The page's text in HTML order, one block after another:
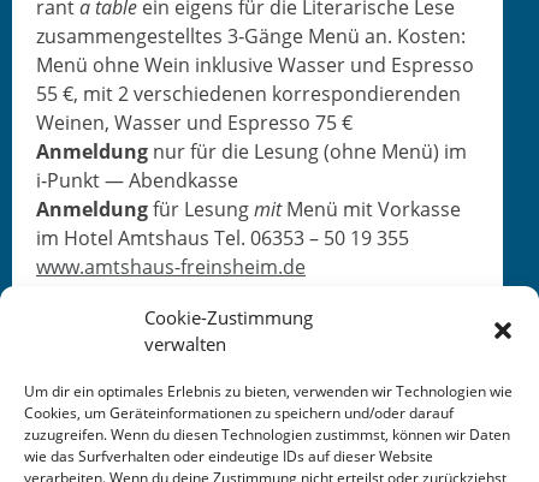
Cookie-Zustimmung
verwalten
Um dir ein optimales Erlebnis zu bieten, verwenden wir Technologien wie
Cookies, um Geräteinformationen zu speichern und/oder darauf
zuzugreifen. Wenn du diesen Technologien zustimmst, können wir Daten
wie das Surfverhalten oder eindeutige IDs auf dieser Website
verarbeiten. Wenn du deine Zustimmung nicht erteilst oder zurückziehst,
ranta table ein eigens für die Lit­er­arische Lese
zusam­mengestelltes 3‑Gänge Menü an. Kosten:
Menü ohne Wein inklu­sive Wass­er und Espres­so
55 €, mit 2 ver­schiede­nen kor­re­spondieren­den
Weinen, Wass­er und Espres­so 75 €
Anmel­dung nur für die Lesung (ohne Menü) im
i‑Punkt — Abendkasse
Anmel­dungfür LesungmitMenü mit Vorkasse
im Hotel Amt­shaus Tel. 06353 – 50 19 355
www.amtshaus-freinsheim.de
This entry was posted inKALENDER. Bookmark the
permalink.